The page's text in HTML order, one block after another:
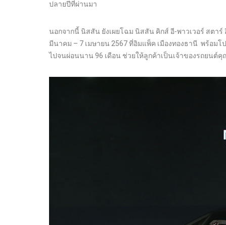
ปลายปีที่ผ่านมา
นอกจากนี้ นิสสัน ยังเผยโฉม นิสสัน คิกส์ อี-พาวเวอร์ สต
มีนาคม – 7 เมษายน 2567 ที่อิมแพ็ค เมืองทองธานี พร้อมโ
ไปจนผ่อนนาน 96 เดือน ช่วยให้ลูกค้าเป็นเจ้าของรถยนต์